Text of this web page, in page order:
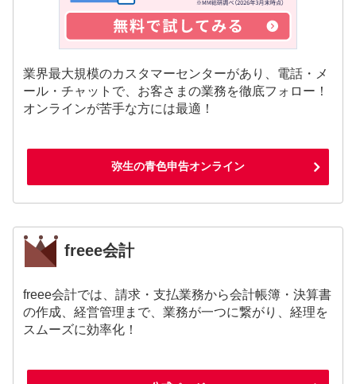
業界最大規模のカスタマーセンターがあり、電話・メ
ール・チャットで、お客さまの業務を徹底フォロー！
オンラインが苦手な方には最適！
弥生の青色申告オンライン
freee会計
freee会計では、請求・支払業務から会計帳簿・決算書
の作成、経営管理まで、業務が一つに繋がり、経理を
スムーズに効率化！